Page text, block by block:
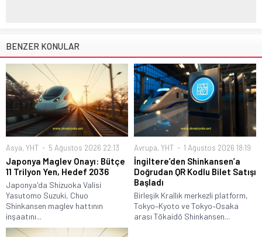
BENZER KONULAR
Asya, YHT 5 Ağustos 2026 22:13
Japonya Maglev Onayı: Bütçe
11 Trilyon Yen, Hedef 2036
Japonya'da Shizuoka Valisi
Yasutomo Suzuki, Chuo
Shinkansen maglev hattının
inşaatını...
Avrupa, YHT 1 Ağustos 2026 18:19
İngiltere’den Shinkansen’a
Doğrudan QR Kodlu Bilet Satışı
Başladı
Birleşik Krallık merkezli platform,
Tokyo–Kyoto ve Tokyo–Osaka
arası Tōkaidō Shinkansen...